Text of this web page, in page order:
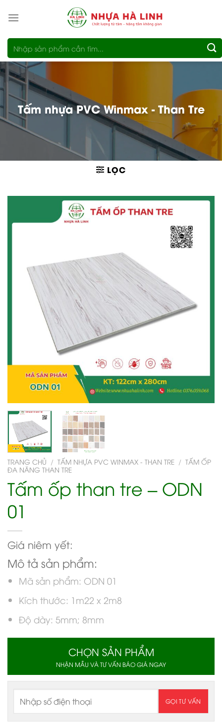
qua
dungTìm
kiếm:
Tấm nhựa PVC Winmax - Than Tre
LỌC
TRANG CHỦ / TẤM NHỰA PVC WINMAX - THAN TRE / TẤM ỐP
ĐA NĂNG THAN TRE
Tấm ốp than tre – ODN
01
Giá niêm yết:
Mô tả sản phẩm:
Mã sản phẩm: ODN 01
Kích thước: 1m22 x 2m8
Độ dày: 5mm; 8mm
CHỌN SẢN PHẨM
NHẬN MẪU VÀ TƯ VẤN BÁO GIÁ NGAY